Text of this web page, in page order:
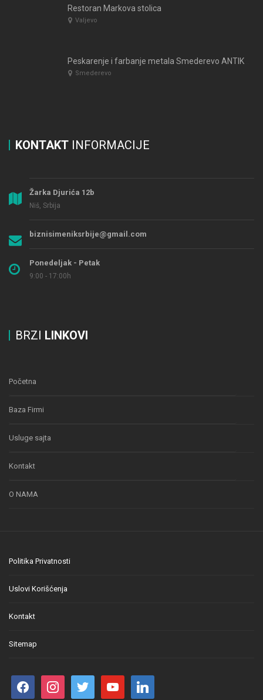
Restoran Markova stolica
Valjevo
Smederevo
KONTAKT INFORMACIJE
Žarka Djurića 12b
Niš, Srbija
biznisimeniksrbije@gmail.com
Ponedeljak - Petak
9:00 - 17:00h
BRZI LINKOVI
Početna
Baza Firmi
Usluge sajta
Kontakt
O NAMA
Politika Privatnosti
Uslovi Korišćenja
Kontakt
Sitemap